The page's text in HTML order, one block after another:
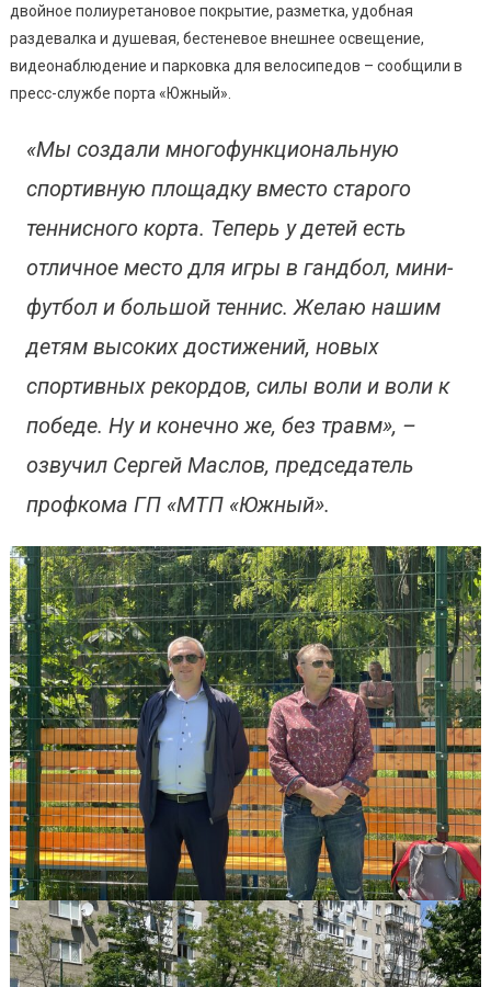
двойное полиуретановое покрытие, разметка, удобная
раздевалка и душевая, бестеневое внешнее освещение,
видеонаблюдение и парковка для велосипедов – сообщили в
пресс-службе порта «Южный».
«Мы создали многофункциональную
спортивную площадку вместо старого
теннисного корта. Теперь у детей есть
отличное место для игры в гандбол, мини-
футбол и большой теннис. Желаю нашим
детям высоких достижений, новых
спортивных рекордов, силы воли и воли к
победе. Ну и конечно же, без травм», –
озвучил Сергей Маслов, председатель
профкома ГП «МТП «Южный».